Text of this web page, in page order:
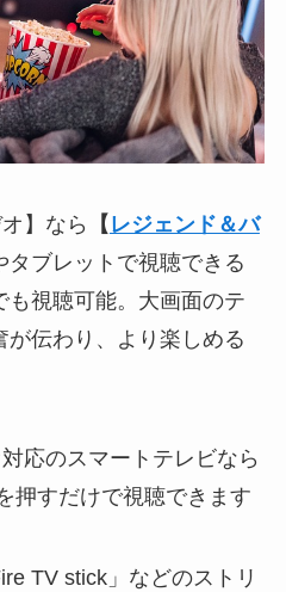
】なら 【 レジェンド＆バ
タブレットで視聴できる
視聴可能。大画面のテ
が伝わり、より楽しめる
応のスマートテレビなら
押すだけで視聴できます
TV stick」などのストリ